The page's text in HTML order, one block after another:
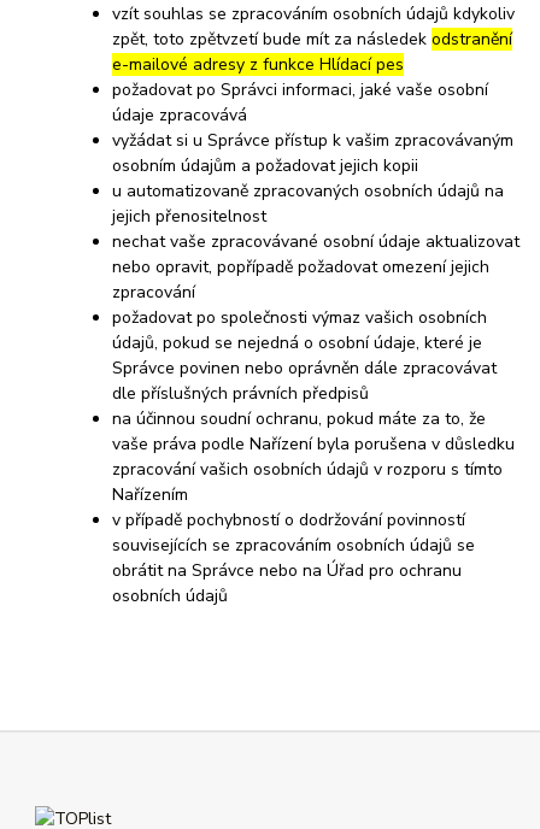
vzít souhlas se zpracováním osobních údajů kdykoliv
zpět, toto zpětvzetí bude mít za následekodstranění
e-mailové adresy z funkce Hlídací pes
požadovat po Správci informaci, jaké vaše osobní
údaje zpracovává
vyžádat si u Správce přístup k vašim zpracovávaným
osobním údajům a požadovat jejich kopii
u automatizovaně zpracovaných osobních údajů na
jejich přenositelnost
nechat vaše zpracovávané osobní údaje aktualizovat
nebo opravit, popřípadě požadovat omezení jejich
zpracování
požadovat po společnosti výmaz vašich osobních
údajů, pokud se nejedná o osobní údaje, které je
Správce povinen nebo oprávněn dále zpracovávat
dle příslušných právních předpisů
na účinnou soudní ochranu, pokud máte za to, že
vaše práva podle Nařízení byla porušena v důsledku
zpracování vašich osobních údajů v rozporu s tímto
Nařízením
v případě pochybností o dodržování povinností
souvisejících se zpracováním osobních údajů se
obrátit na Správce nebo na Úřad pro ochranu
osobních údajů